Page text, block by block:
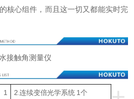
核心组件，而且这一切又都能实时完
1 2.连续变倍光学系统 1个